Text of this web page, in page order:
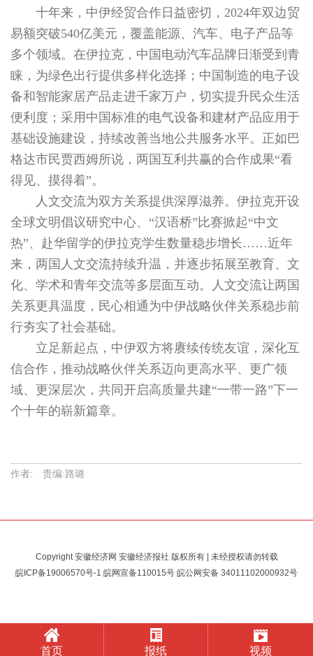
十年来，中伊经贸合作日益密切，2024年双边贸
易额突破540亿美元，覆盖能源、汽车、电子产品等
多个领域。在伊拉克，中国电动汽车品牌日渐受到青
睐，为绿色出行提供多样化选择；中国制造的电子设
备和智能家居产品走进千家万户，切实提升民众生活
便利度；采用中国标准的电气设备和建材产品应用于
基础设施建设，持续改善当地公共服务水平。正如巴
格达市民贾西姆所说，两国互利共赢的合作成果“看
得见、摸得着”。
人文交流为双方关系提供深厚滋养。伊拉克开设
全球文明倡议研究中心、“汉语桥”比赛掀起“中文
热”、赴华留学的伊拉克学生数量稳步增长……近年
来，两国人文交流持续升温，并逐步拓展至教育、文
化、学术和青年交流等多层面互动。人文交流让两国
关系更具温度，民心相通为中伊战略伙伴关系稳步前
行夯实了社会基础。
立足新起点，中伊双方将赓续传统友谊，深化互
信合作，推动战略伙伴关系迈向更高水平、更广领
域、更深层次，共同开启高质量共建“一带一路”下一
个十年的崭新篇章。
作者: 责编:路璐
Copyright 安徽经济网 安徽经济报社 版权所有 | 未经授权请勿转载
皖ICP备19006570号-1 皖网宣备110015号 皖公网安备 34011102000932号
首页 报纸 视频